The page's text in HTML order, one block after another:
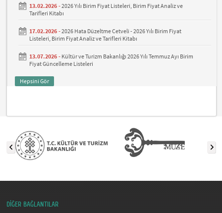
13.02.2026 -2026 Yılı Birim Fiyat Listeleri, Birim Fiyat Analiz ve
Tarifleri Kitabı
17.02.2026 -2026 Hata Düzeltme Cetveli - 2026 Yılı Birim Fiyat
Listeleri, Birim Fiyat Analiz ve Tarifleri Kitabı
13.07.2026 - Kültür ve Turizm Bakanlığı 2026 Yılı Temmuz Ayı Birim
Fiyat Güncelleme Listeleri
Hepsini Gör
DİĞER BAĞLANTILAR